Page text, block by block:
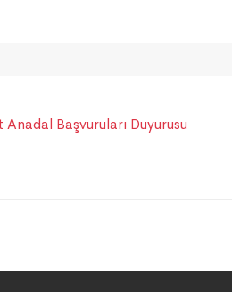
Başvuruları Duyurusu